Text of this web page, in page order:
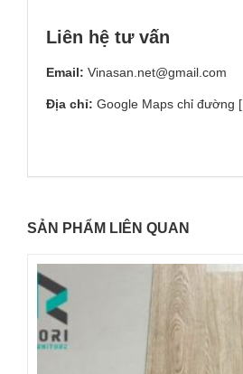
Liên hệ tư vấn
Email: Vinasan.net@gmail.com
Địa chỉ: Google Maps chỉ đường [
SẢN PHẨM LIÊN QUAN